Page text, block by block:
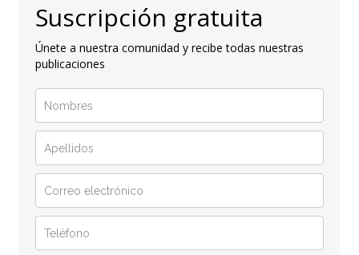
Suscripción gratuita
Únete a nuestra comunidad y recibe todas nuestras
publicaciones